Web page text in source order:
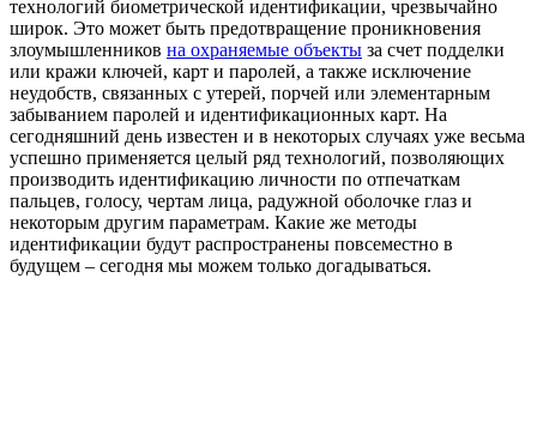
технологий биометрической идентификации, чрезвычайно
широк. Это может быть предотвращение проникновения
злоумышленников на охраняемые объекты за счет подделки
или кражи ключей, карт и паролей, а также исключение
неудобств, связанных с утерей, порчей или элементарным
забыванием паролей и идентификационных карт. На
сегодняшний день известен и в некоторых случаях уже весьма
успешно применяется целый ряд технологий, позволяющих
производить идентификацию личности по отпечаткам
пальцев, голосу, чертам лица, радужной оболочке глаз и
некоторым другим параметрам. Какие же методы
идентификации будут распространены повсеместно в
будущем – сегодня мы можем только догадываться.